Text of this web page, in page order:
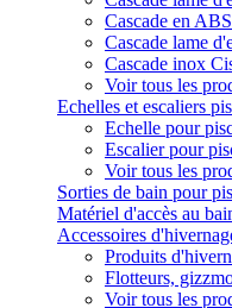
Cascade en
Cascade lame
Cascade inox
Voir tous les
Echelles et escaliers
Echelle pour
Escalier pour
Voir tous les
Sorties de bain pour
Matériel d'accès au
Accessoires
Produits
Flotteurs,
Voir tous les